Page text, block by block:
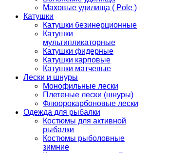
Маховые удилища ( Pole )
Катушки
Катушки безинерционные
Катушки
мультипликаторные
Катушки фидерные
Катушки карповые
Катушки матчевые
Лески и шнуры
Монофильные лески
Плетеные лески (шнуры)
Флюорокарбоновые лески
Одежда для рыбалки
Костюмы для активной
рыбалки
Костюмы рыболовные
зимние